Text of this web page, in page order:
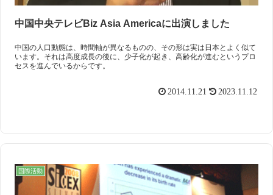
中国中央テレビBiz Asia Americaに出演しました
中国の人口動態は、時間軸が異なるものの、その形は実は日本とよく似て
います。それは高度成長の後に、少子化が起き、高齢化が進むというプロ
セスを進んでいるからです。
2014.11.21 2023.11.12
国際活動